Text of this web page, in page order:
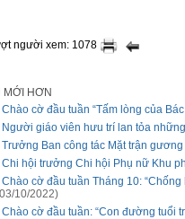
người xem: 1078
MỚI HƠN
Chào cờ đầu tuần “Tấm lòng của
Người giáo viên hưu trí lan tỏa
Trưởng Ban công tác Mặt trận
Chi hội trưởng Chi hội Phụ nữ Khu
Chào cờ đầu tuần Tháng 10:
10/2022)
Chào cờ đầu tuần: “Con đường tuổi